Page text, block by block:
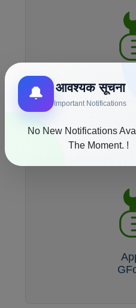
🔔 आवश्यक सूचना
Important Notifications
No New Notifications
The Moment. !
Application form
Chartered